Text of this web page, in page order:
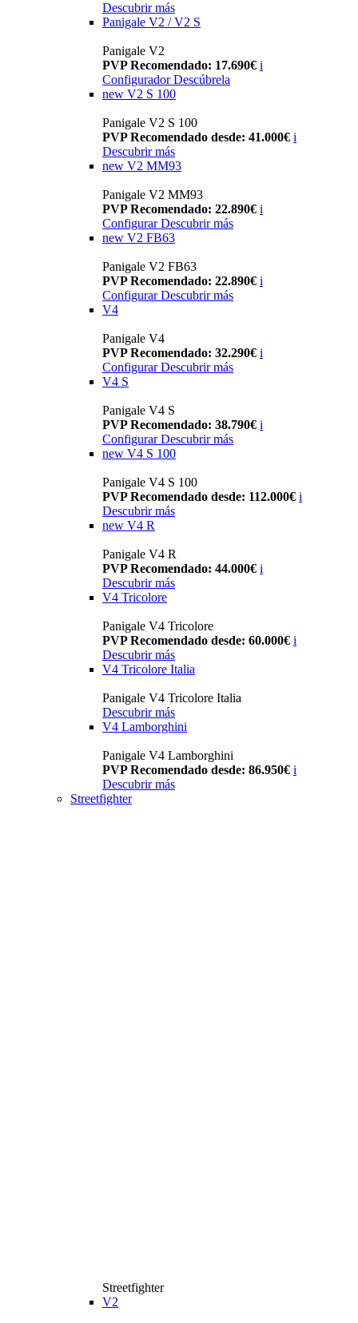
Descubrir más
Panigale V2 / V2 S
Panigale V2
PVP Recomendado: 17.690€ i
Configurador Descúbrela
new V2 S 100
Panigale V2 S 100
PVP Recomendado desde: 41.000€ i
Descubrir más
new V2 MM93
Panigale V2 MM93
PVP Recomendado: 22.890€ i
Configurar Descubrir más
new V2 FB63
Panigale V2 FB63
PVP Recomendado: 22.890€ i
Configurar Descubrir más
V4
Panigale V4
PVP Recomendado: 32.290€ i
Configurar Descubrir más
V4 S
Panigale V4 S
PVP Recomendado: 38.790€ i
Configurar Descubrir más
new V4 S 100
Panigale V4 S 100
PVP Recomendado desde: 112.000€ i
Descubrir más
new V4 R
Panigale V4 R
PVP Recomendado: 44.000€ i
Descubrir más
V4 Tricolore
Panigale V4 Tricolore
PVP Recomendado desde: 60.000€ i
Descubrir más
V4 Tricolore Italia
Panigale V4 Tricolore Italia
Descubrir más
V4 Lamborghini
Panigale V4 Lamborghini
PVP Recomendado desde: 86.950€ i
Descubrir más
Streetfighter
Streetfighter
V2